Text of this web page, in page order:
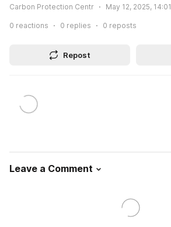
Carbon Protection Centr May 12, 2025, 14:01
0 reactions 0 replies 0 reposts
Repost
Leave a Comment